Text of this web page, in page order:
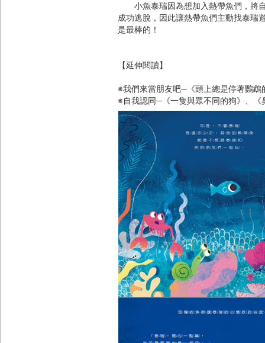
小魚泰瑞因為想加入熱帶魚們，將自
成功逃脫，因此讓熱帶魚們主動找泰瑞
是最棒的！
【延伸閱讀】
※我們來當朋友吧─《頭上總是停著鸚
※自我認同─《一隻與眾不同的狗》、